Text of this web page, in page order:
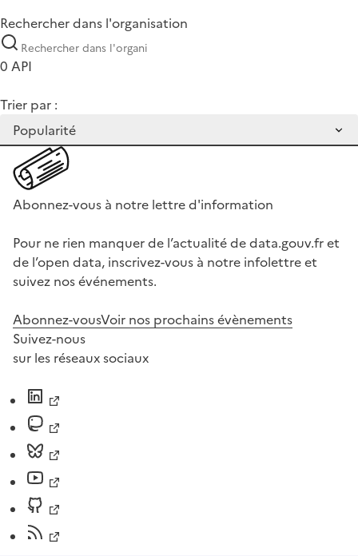
Rechercher dans l'organisation
0 API
Trier par :
Abonnez-vous à notre lettre d'information
Pour ne rien manquer de l’actualité de data.gouv.fr et
de l’open data, inscrivez-vous à notre infolettre et
suivez nos événements.
Abonnez-vousVoir nos prochains évènements
Suivez-nous
sur les réseaux sociaux